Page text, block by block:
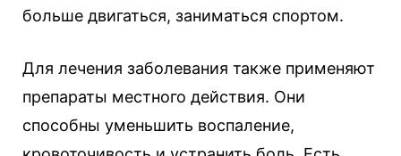
больше двигаться, заниматься спортом.
Для лечения заболевания также применяют
препараты местного действия. Они
способны уменьшить воспаление,